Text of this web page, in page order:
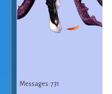
Messages: 731